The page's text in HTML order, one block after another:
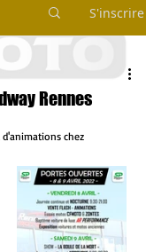
S'inscrire
Rennes
5.
chez